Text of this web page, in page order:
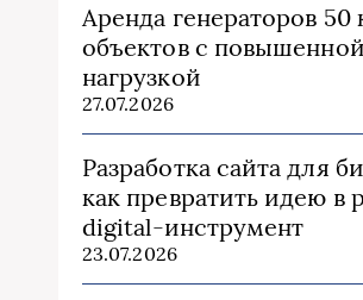
Аренда генераторов 50
объектов с повышенной
нагрузкой
27.07.2026
Разработка сайта для
как превратить идею в
digital-инструмент
23.07.2026